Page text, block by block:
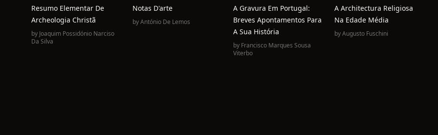
Resumo Elementar De
Archeologia Christã
by Joaquim Possidónio Narciso
Da Silva
Notas D'arte
byAntónio De Lemos
A Gravura Em Portugal:
Breves Apontamentos Para
A Sua História
by Francisco Marques Sousa
Viterbo
A Architectura Religiosa
Na Edade Média
byAugusto Fuschini